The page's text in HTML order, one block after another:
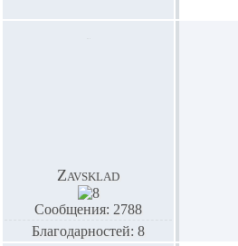
Zavsklad
Сообщения: 2788
Благодарностей: 8